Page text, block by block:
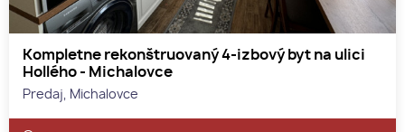
Kompletne rekonštruovaný 4-izbový byt na ulici
Hollého - Michalovce
Predaj, Michalovce